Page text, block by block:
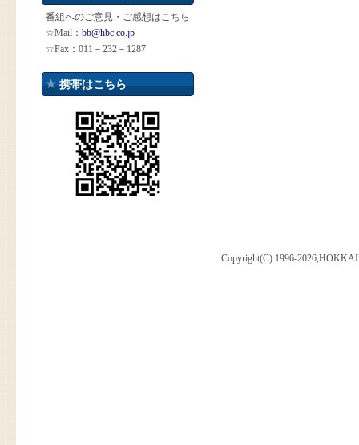
番組へのご意見・ご感想はこちら
☆Mail： bb@hbc.co.jp
☆Fax：011－232－1287
携帯はこちら
Copyright(C) 1996-